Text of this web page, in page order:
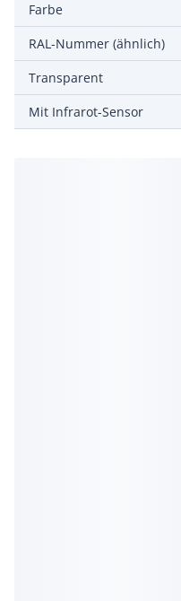
Farbe
RAL-Nummer (ähnlich)
Transparent
Mit Infrarot-Sensor